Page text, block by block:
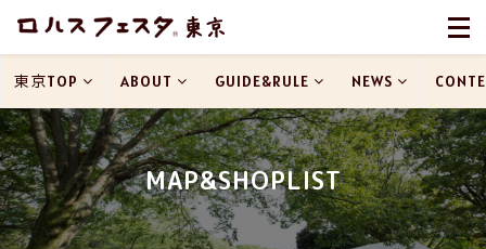
MAP&SHOPLIST
東京TOP ABOUT GUIDE&RULE NEWS